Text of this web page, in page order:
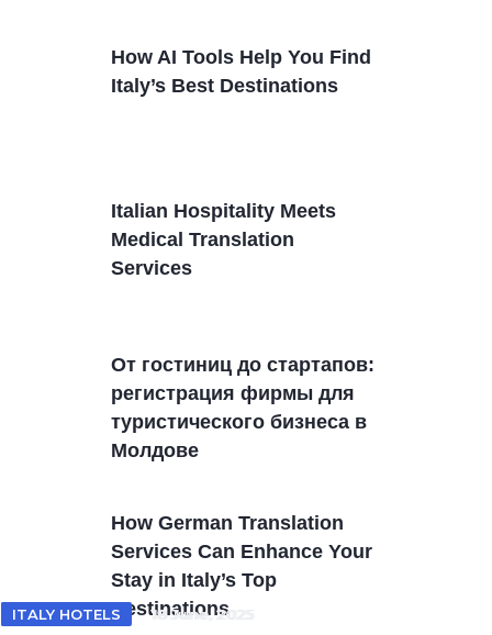
How AI Tools Help You Find
Italy’s Best Destinations
Italian Hospitality Meets
Medical Translation
Services
От гостиниц дo стартапов:
регистрация фирмы для
туристического бизнеса в
Молдовe
How German Translation
Services Can Enhance Your
Stay in Italy’s Top
Destinations
ITALY TRAVEL 18 June, 2025
ITALY HOTELS 18 June, 2025